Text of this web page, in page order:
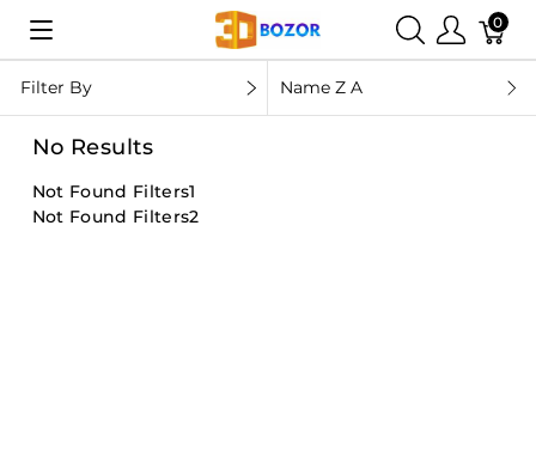
0
Filter By Name Z A
No Results
Not Found Filters1
Not Found Filters2